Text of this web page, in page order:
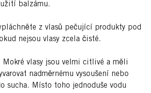
balzámu.
z vlasů pečující produkty pod
nejsou vlasy zcela čisté.
Mokré vlasy jsou velmi citlivé a měli
nadměrnému vysoušení nebo
sucha. Místo toho jednoduše vodu